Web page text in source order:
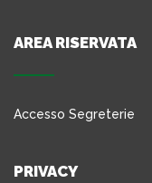
AREA RISERVATA
Accesso Segreterie
PRIVACY